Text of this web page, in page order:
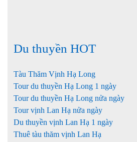
Du thuyền HOT
Tàu Thăm Vịnh Hạ Long
Tour du thuyền Hạ Long 1 ngày
Tour du thuyền Hạ Long nửa ngày
Tour vịnh Lan Hạ nửa ngày
Du thuyền vịnh Lan Hạ 1 ngày
Thuê tàu thăm vịnh Lan Hạ